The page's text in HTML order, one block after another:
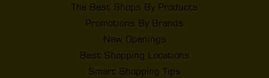
The Best Shops By Products
Promotions By Brands
New Openings
Best Shopping Locations
Smart Shopping Tips